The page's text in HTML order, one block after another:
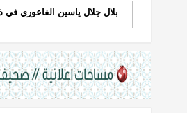
بلال جلال ياسين الفاعوري في